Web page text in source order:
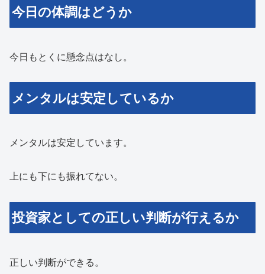
今日の体調はどうか
今日もとくに懸念点はなし。
メンタルは安定しているか
メンタルは安定しています。
上にも下にも振れてない。
投資家としての正しい判断が行えるか
正しい判断ができる。